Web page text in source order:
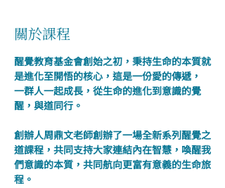
關於課程
醒覺教育基金會創始之初，秉持生命的本質就
是進化至開悟的核心，這是一份愛的傳遞，
一群人一起成長，從生命的進化到意識的覺
醒，與道同行。
創辦人周鼎文老師創辦了一場全新系列醒覺之
道課程，共同支持大家連結內在智慧，喚醒我
們意識的本質，共同航向更富有意義的生命旅
程。